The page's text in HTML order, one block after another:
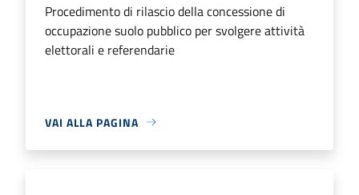
Procedimento di rilascio della concessione di
occupazione suolo pubblico per svolgere attività
elettorali e referendarie
VAI ALLA PAGINA